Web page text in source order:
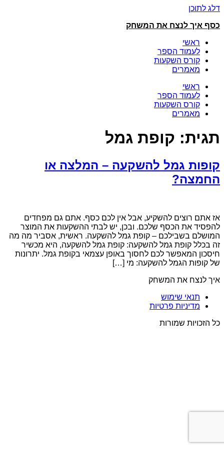
דלג לתוכן
כסף איך לנצח את המשחק
ראשי
לעמוד הספר
קורס השקעות
מאמרים
ראשי
לעמוד הספר
קורס השקעות
מאמרים
תגית: קופת גמל
קופות גמל להשקעה – המלצה או
החמצה?
אז אתם רוצים להשקיע, אבל אין לכם כסף. אתם גם מפחדים
להפסיד את הכסף שלכם. ובכן, יש לבתי ההשקעות את המוצר
המושלם בשבילכם – קופת גמל להשקעה. ראשית, אסביר מה מה
זה בכלל קופת גמל להשקעה: קופת גמל להשקעה, היא מכשיר
חיסכון המאפשר לכם לחסוך באופן עצמאי בקופת גמל. יתרונות
של קופות הגמל להשקעה: מי […]
איך לנצח את המשחק
תנאי שימוש
מדיניות פרטיות
כל הזכויות שמורות